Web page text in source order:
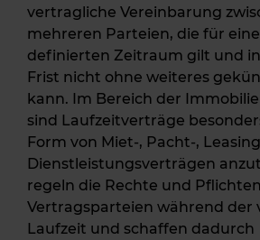
vertragliche Vereinbarung
mehreren Parteien, die für
definierten Zeitraum gilt und
Frist nicht ohne weiteres
kann. Im Bereich der
sind Laufzeitverträge
Form von Miet-, Pacht-,
Dienstleistungsverträgen
regeln die Rechte und
Vertragsparteien während der
Laufzeit und schaffen dadurch